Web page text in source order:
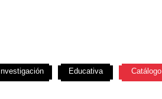
Investigación Educativa Catálogo